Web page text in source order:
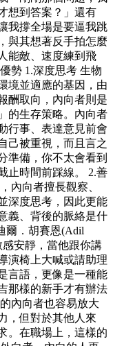
想到答案？」還有
我撐全場是要逼我跳
與其想著反手拍怎麼
能敵、速度練到飛
勢 1.深度思考 生物
境並適應的基因，由
酬取向，內向者則是
的生存策略。內向者
行事、表達意見前會
己被重視，而且言之
準備，你不太會看到
止時間前踩線。 2.善
內向者擅長觀察、
深度思考，因此更能
義、背後的脈絡是什
爾．胡賽恩(Adil
感安靜，當他跟你講
演椅上大喊或請助理
言語，更像是一種能
那樣的新手才有辦法
內向者也容易放大
，但對於其他人來
。在職場上，這樣的